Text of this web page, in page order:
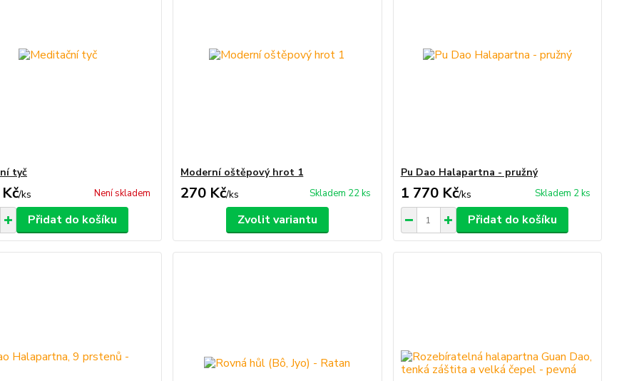
tyč
/ks Není skladem
Přidat do košíku
Moderní oštěpový hrot 1
270 Kč/ks Skladem 22 ks
Zvolit variantu
Pu Dao Halapartna - pružný
1 770 Kč/ks Skladem 2 ks
Přidat do košíku